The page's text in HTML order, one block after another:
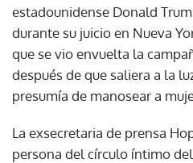
estadounidense Donald
durante su juicio en Nueva
que se vio envuelta la
después de que saliera a la
presumía de manosear a
La exsecretaria de prensa
persona del círculo íntimo